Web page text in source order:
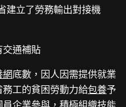
建立了勞務輸出對接機
交通補貼
網底數，因人因需提供就業
工的貧困勞動力給包養予